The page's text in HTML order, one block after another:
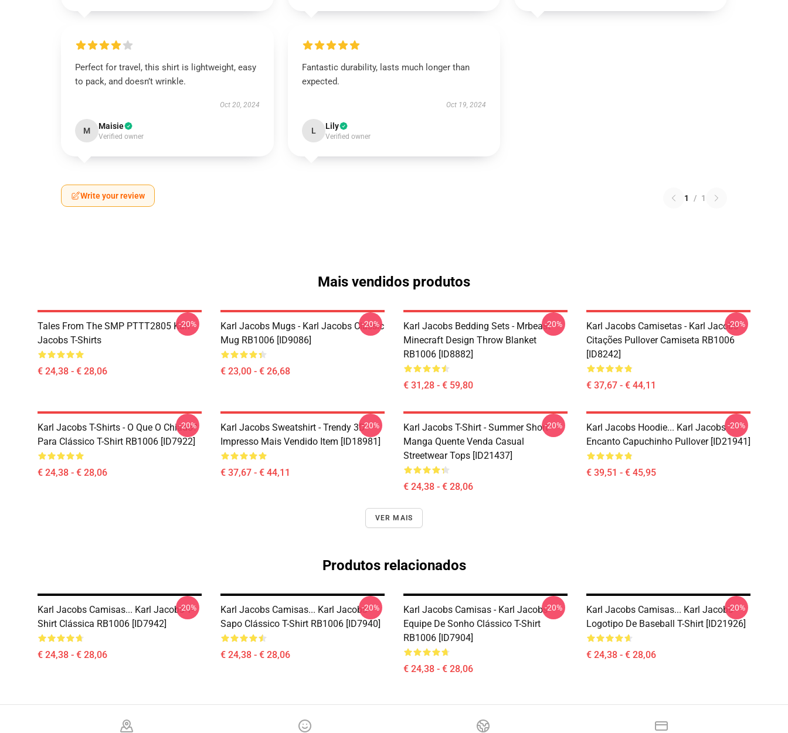
Perfect for travel, this shirt is lightweight, easy
to pack, and doesn’t wrinkle.
Oct 20, 2024
M Maisie
Verified owner
Fantastic durability, lasts much longer than
expected.
Oct 19, 2024
L Lily
Verified owner
Write your review 1 / 1
Mais vendidos produtos
Tales From The SMP PTTT2805 Karl
Jacobs T-Shirts
€ 24,38 - € 28,06
-20%
Karl Jacobs Mugs - Karl Jacobs Classic
Mug RB1006 [ID9086]
€ 23,00 - € 26,68
-20%
Karl Jacobs Bedding Sets - Mrbeast
Minecraft Design Throw Blanket
RB1006 [ID8882]
€ 31,28 - € 59,80
-20%
Karl Jacobs Camisetas - Karl Jacobs
Citações Pullover Camiseta RB1006
[ID8242]
€ 37,67 - € 44,11
-20%
Karl Jacobs T-Shirts - O Que O Chiado?
Para Clássico T-Shirt RB1006 [ID7922]
€ 24,38 - € 28,06
-20%
Karl Jacobs Sweatshirt - Trendy 3D
Impresso Mais Vendido Item [ID18981]
€ 37,67 - € 44,11
-20%
Karl Jacobs T-Shirt - Summer Short
Manga Quente Venda Casual
Streetwear Tops [ID21437]
€ 24,38 - € 28,06
-20%
Karl Jacobs Hoodie... Karl Jacobs
Encanto Capuchinho Pullover [ID21941]
€ 39,51 - € 45,95
-20%
VER MAIS
Produtos relacionados
Karl Jacobs Camisas... Karl Jacobs T-
Shirt Clássica RB1006 [ID7942]
€ 24,38 - € 28,06
-20%
Karl Jacobs Camisas... Karl Jacobs
Sapo Clássico T-Shirt RB1006 [ID7940]
€ 24,38 - € 28,06
-20%
Karl Jacobs Camisas - Karl Jacobs
Equipe De Sonho Clássico T-Shirt
RB1006 [ID7904]
€ 24,38 - € 28,06
-20%
Karl Jacobs Camisas... Karl Jacobs
Logotipo De Baseball T-Shirt [ID21926]
€ 24,38 - € 28,06
-20%